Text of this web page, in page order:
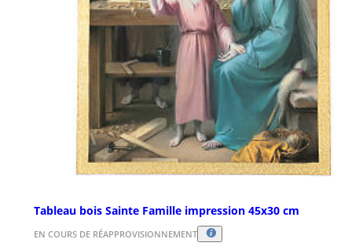
Tableau bois Sainte Famille impression 45x30 cm
EN COURS DE RÉAPPROVISIONNEMENT